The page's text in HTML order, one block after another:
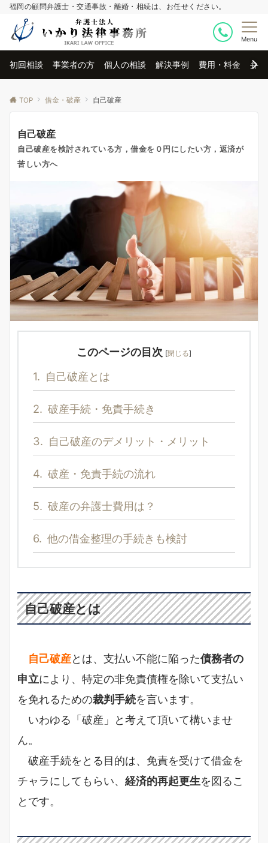
福岡の顧問弁護士・交通事故・離婚・相続は、お任せください。
Menu
初回相談 事業者の方 個人の相談 解決事例 費用・料金 弁
TOP 借金・破産 自己破産
自己破産
自己破産を検討されている方，借金を０円にしたい方，返済が
苦しい方へ
このページの目次 [閉じる]
1. 自己破産とは
2. 破産手続・免責手続き
3. 自己破産のデメリット・メリット
4. 破産・免責手続の流れ
5. 破産の弁護士費用は？
6. 他の借金整理の手続きも検討
自己破産とは
自己破産とは、支払い不能に陥った債務者の
申立により、特定の非免責債権を除いて支払い
を免れるための裁判手続を言います。
いわゆる「破産」と考えて頂いて構いませ
ん。
破産手続をとる目的は、免責を受けて借金を
チャラにしてもらい、 経済的再起更生を図るこ
とです。